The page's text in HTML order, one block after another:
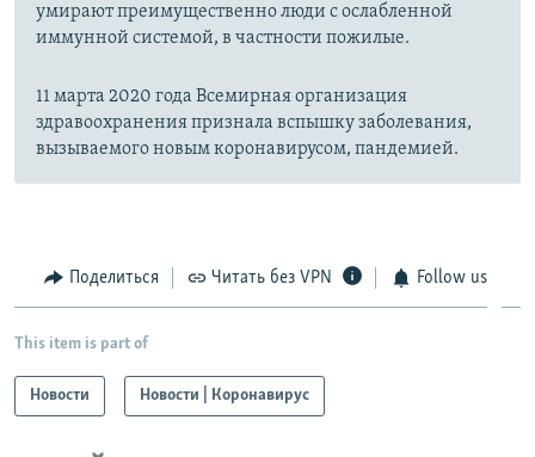
умирают преимущественно люди с ослабленной
иммунной системой, в частности пожилые.
11 марта 2020 года Всемирная организация
здравоохранения признала вспышку заболевания,
вызываемого новым коронавирусом, пандемией.
Поделиться Читать без VPN Follow us
This item is part of
Новости Новости | Коронавирус